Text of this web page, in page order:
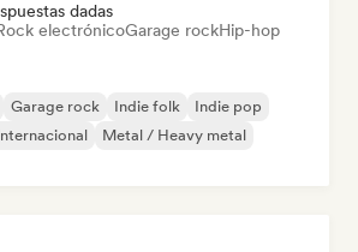
dadas
electrónicoGarage rockHip-hop
Garage rock Indie folk
Indie pop
Metal / Heavy metal